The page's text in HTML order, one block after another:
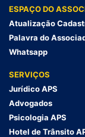
ESPAÇO DO
Atualização
Palavra do
Whatsapp
SERVIÇOS
Jurídico APS
Advogados
Psicologia APS
Hotel de Trânsito